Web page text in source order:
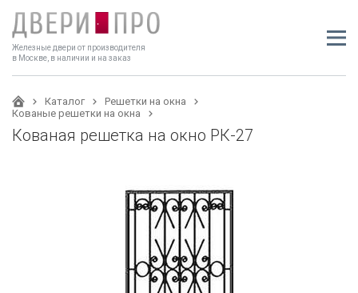
Железные двери от производителя
в Москве, в наличии и на заказ
Каталог
Решетки на окна
Кованые решетки на окна
Кованая решетка на окно РК-27